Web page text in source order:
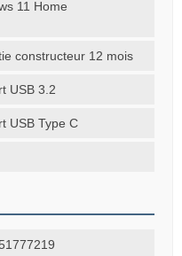
11 Home
constructeur 12 mois
USB 3.2
USB Type C